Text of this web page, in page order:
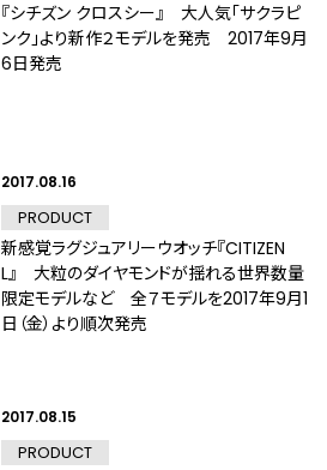
『シチズン クロスシー』 大人気「サクラピ
ンク」より新作２モデルを発売 2017年9月
6日発売
2017.08.16
PRODUCT
新感覚ラグジュアリーウオッチ『CITIZEN
L』 大粒のダイヤモンドが揺れる世界数量
限定モデルなど 全７モデルを2017年9月1
日（金）より順次発売
2017.08.15
PRODUCT